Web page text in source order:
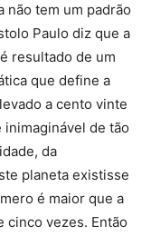
não tem um padrão
Paulo diz que a
resultado de um
que define a
a cento vinte
inimaginável de tão
da
planeta existisse
é maior que a
cinco vezes. Então